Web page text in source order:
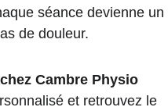
séance devienne un
de douleur.
Cambre Physio
et retrouvez le